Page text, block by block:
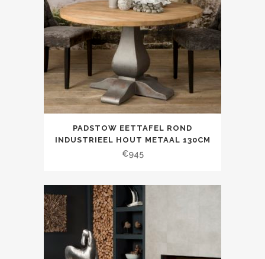
PADSTOW EETTAFEL ROND
INDUSTRIEEL HOUT METAAL 130CM
€945